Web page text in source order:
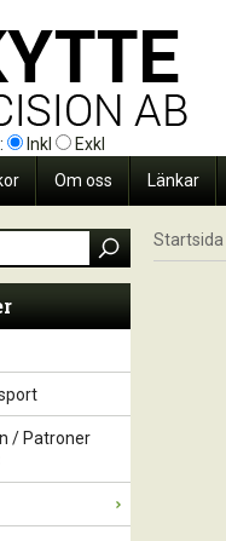
Inkl
Exkl
Om oss Länkar
/ Patroner
Startsida